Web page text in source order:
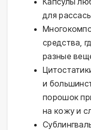
для
средства,
разные
и
порошок
на кожу и